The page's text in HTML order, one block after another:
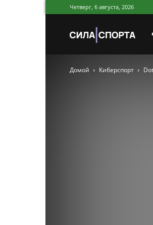
Четверг, 6 августа, 2026
Сила
Домой Киберспорт